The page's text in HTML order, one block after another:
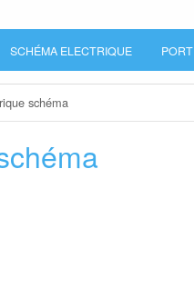
SCHÉMA ELECTRIQUE
schéma